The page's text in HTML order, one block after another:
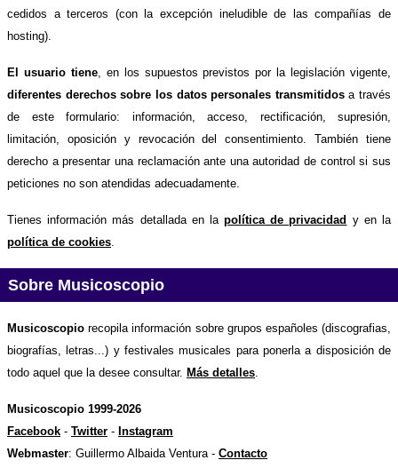
cedidos a terceros (con la excepción ineludible de las compañías de
hosting).
El usuario tiene, en los supuestos previstos por la legislación vigente,
diferentes derechos sobre los datos personales transmitidosa través
de este formulario: información, acceso, rectificación, supresión,
limitación, oposición y revocación del consentimiento. También tiene
derecho a presentar una reclamación ante una autoridad de control si sus
peticiones no son atendidas adecuadamente.
Tienes información más detallada en lapolítica de privacidad y en la
política de cookies
Sobre Musicoscopio
Musicoscopio recopila información sobre grupos españoles (discografias,
biografías, letras...) y festivales musicales para ponerla a disposición de
todo aquel que la desee consultar. Más detalles.
Musicoscopio 1999-2026
Facebook - Twitter - Instagram
Webmaster: Guillermo Albaida Ventura - Contacto